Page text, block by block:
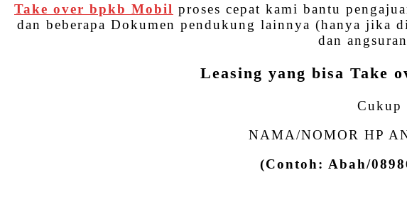
Take over bpkb Mobil proses cepat kami bantu
dan beberapa Dokumen pendukung lainnya (hanya jika
dan
Leasing yang bisa Take
Cukup
NAMA/NOMOR HP
(Contoh: Abah/